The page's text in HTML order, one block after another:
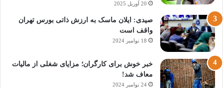
20 آوریل 2025
صیدی: ایلان ماسک به ارزش ذاتی بورس تهران
واقف است
18 نوامبر 2024
خبر خوش برای کارگران؛ مزایای شغلی از مالیات
معاف شد!
24 نوامبر 2024